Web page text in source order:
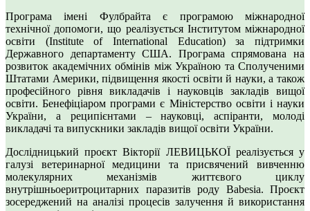
Програма імені Фулбрайта є програмою міжнародної
технічної допомоги, що реалізується Інститутом міжнародної
освіти (Institute of International Education) за підтримки
Державного департаменту США. Програма спрямована на
розвиток академічних обмінів між Україною та Сполученими
Штатами Америки, підвищення якості освіти й науки, а також
професійного рівня викладачів і науковців закладів вищої
освіти. Бенефіціаром програми є Міністерство освіти і науки
України, а реципієнтами – науковці, аспіранти, молоді
викладачі та випускники закладів вищої освіти України.
Дослідницький проєкт Вікторії ЛЕВИЦЬКОЇ реалізується у
галузі ветеринарної медицини та присвячений вивченню
молекулярних механізмів життєвого циклу
внутрішньоеритроцитарних паразитів роду Babesia. Проєкт
зосереджений на аналізі процесів залучення й використання